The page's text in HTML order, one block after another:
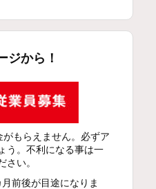
ジから！
もらえません。必ずア
う。不利になる事は一
い。
前後が目途になりま